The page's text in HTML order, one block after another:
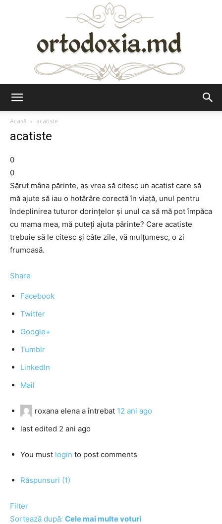
Acasă
acatiste
acatiste
0
0
Sărut mâna părinte, aș vrea să citesc un acatist care să
mă ajute să iau o hotărâre corectă în viață, unul pentru
îndeplinirea tuturor dorințelor și unul ca să mă pot împăca
cu mama mea, mă puteți ajuta părinte? Care acatiste
trebuie să le citesc și câte zile, vă mulțumesc, o zi
frumoasă.
Share
Facebook
Twitter
Google+
Tumblr
LinkedIn
Mail
roxana elena a întrebat 12 ani ago
last edited 2 ani ago
You must login to post comments
Răspunsuri (1)
Filter
Sortează după: Cele mai multe voturi